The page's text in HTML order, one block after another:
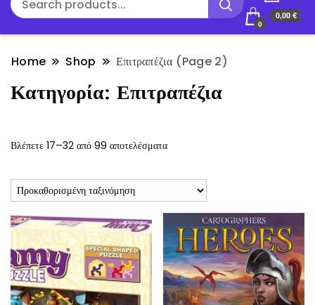
0
0,00 €
Home Shop Επιτραπέζια (Page 2)
Κατηγορία: Επιτραπέζια
Βλέπετε 17–32 από 99 αποτελέσματα